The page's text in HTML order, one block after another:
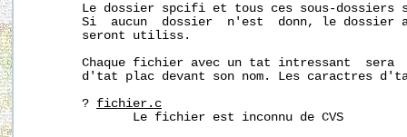
Le dossier spcifi et tous ces sous-dossiers
Si  aucun  dossier  n'est  donn, le dossier
       seront utiliss.
Chaque fichier avec un tat intressant  sera
d'tat plac devant son nom. Les caractres
       ?
fichier.c
              Le fichier est inconnu de CVS